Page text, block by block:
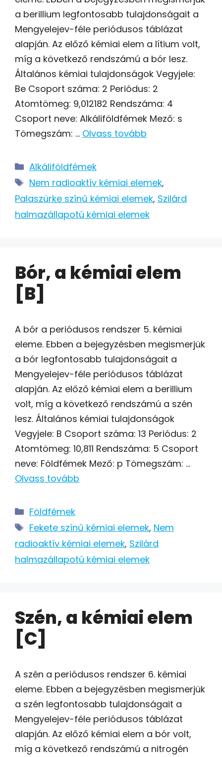
a berillium legfontosabb tulajdonságait a
Mengyelejev-féle periódusos táblázat
alapján. Az előző kémiai elem a lítium volt,
míg a következő rendszámú a bór lesz.
Általános kémiai tulajdonságok Vegyjele:
Be Csoport száma: 2 Periódus: 2
Atomtömeg: 9,012182 Rendszáma: 4
Csoport neve: Alkáliföldfémek Mező: s
Tömegszám: … Olvass tovább
Kategória
Alkáliföldfémek
Címkék
Nem radioaktív kémiai elemek,
Palaszürke színű kémiai elemek, Szilárd
halmazállapotú kémiai elemek
Bór, a kémiai elem
[B]
A bór a periódusos rendszer 5. kémiai
eleme. Ebben a bejegyzésben megismerjük
a bór legfontosabb tulajdonságait a
Mengyelejev-féle periódusos táblázat
alapján. Az előző kémiai elem a berillium
volt, míg a következő rendszámú a szén
lesz. Általános kémiai tulajdonságok
Vegyjele: B Csoport száma: 13 Periódus: 2
Atomtömeg: 10,811 Rendszáma: 5 Csoport
neve: Földfémek Mező: p Tömegszám: …
Olvass tovább
Kategória
Földfémek
Címkék
Fekete színű kémiai elemek, Nem
radioaktív kémiai elemek, Szilárd
halmazállapotú kémiai elemek
Szén, a kémiai elem
[C]
A szén a periódusos rendszer 6. kémiai
eleme. Ebben a bejegyzésben megismerjük
a szén legfontosabb tulajdonságait a
Mengyelejev-féle periódusos táblázat
alapján. Az előző kémiai elem a bór volt,
míg a következő rendszámú a nitrogén